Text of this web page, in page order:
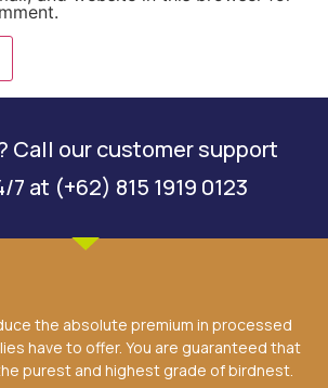
Call our customer support
at (+62) 815 1919 0123
the absolute premium in processed
have to offer. You are guaranteed that
purest and highest grade of birdnest.